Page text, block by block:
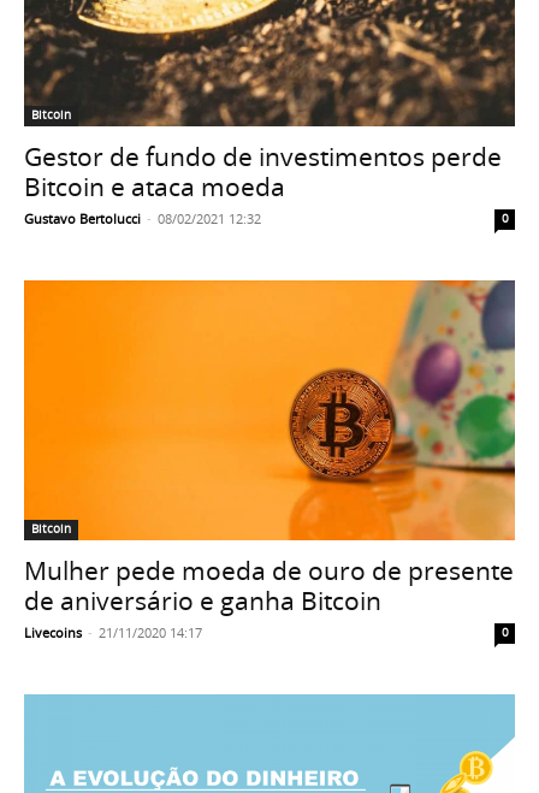
Bitcoin
Gestor de fundo de investimentos perde
Bitcoin e ataca moeda
Gustavo Bertolucci - 08/02/2021 12:32 0
Bitcoin
Mulher pede moeda de ouro de presente
de aniversário e ganha Bitcoin
Livecoins - 21/11/2020 14:17 0